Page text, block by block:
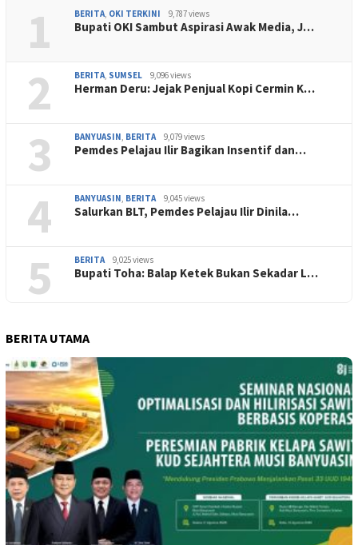
1 BERITA, OKI TERKINI 9,787 views
Bupati OKI Sambut Aspirasi Awak Media, J…
2 BERITA, SUMSEL 9,096 views
Herman Deru: Jejak Penjual Kopi Cermin K…
3 BANYUASIN, BERITA 9,079 views
Pemdes Pelajau Ilir Bagikan Insentif dan…
4 BANYUASIN, BERITA 9,045 views
Salurkan BLT, Pemdes Pelajau Ilir Dinila…
5 BERITA 9,025 views
Bupati Toha: Balap Ketek Bukan Sekadar L…
BERITA UTAMA